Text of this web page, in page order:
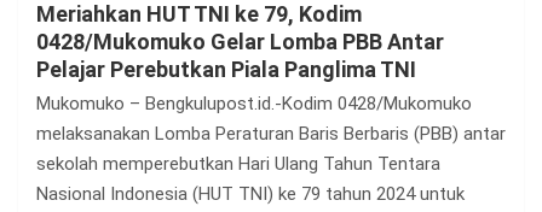
Meriahkan HUT TNI ke 79, Kodim
0428/Mukomuko Gelar Lomba PBB Antar
Pelajar Perebutkan Piala Panglima TNI
Mukomuko – Bengkulupost.id.-Kodim 0428/Mukomuko
melaksanakan Lomba Peraturan Baris Berbaris (PBB) antar
sekolah memperebutkan Hari Ulang Tahun Tentara
Nasional Indonesia (HUT TNI) ke 79 tahun 2024 untuk